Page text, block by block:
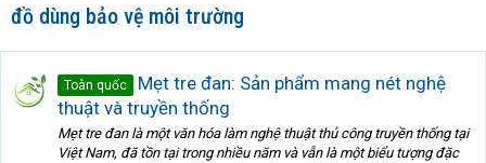
đồ dùng bảo vệ môi trường
Toàn quốc
Mẹt tre đan: Sản phẩm mang nét nghệ
thuật và truyền thống
Mẹt tre đan là một văn hóa làm nghệ thuật thủ công truyền thống tại
Việt Nam, đã tồn tại trong nhiều năm và vẫn là một biểu tượng đặc